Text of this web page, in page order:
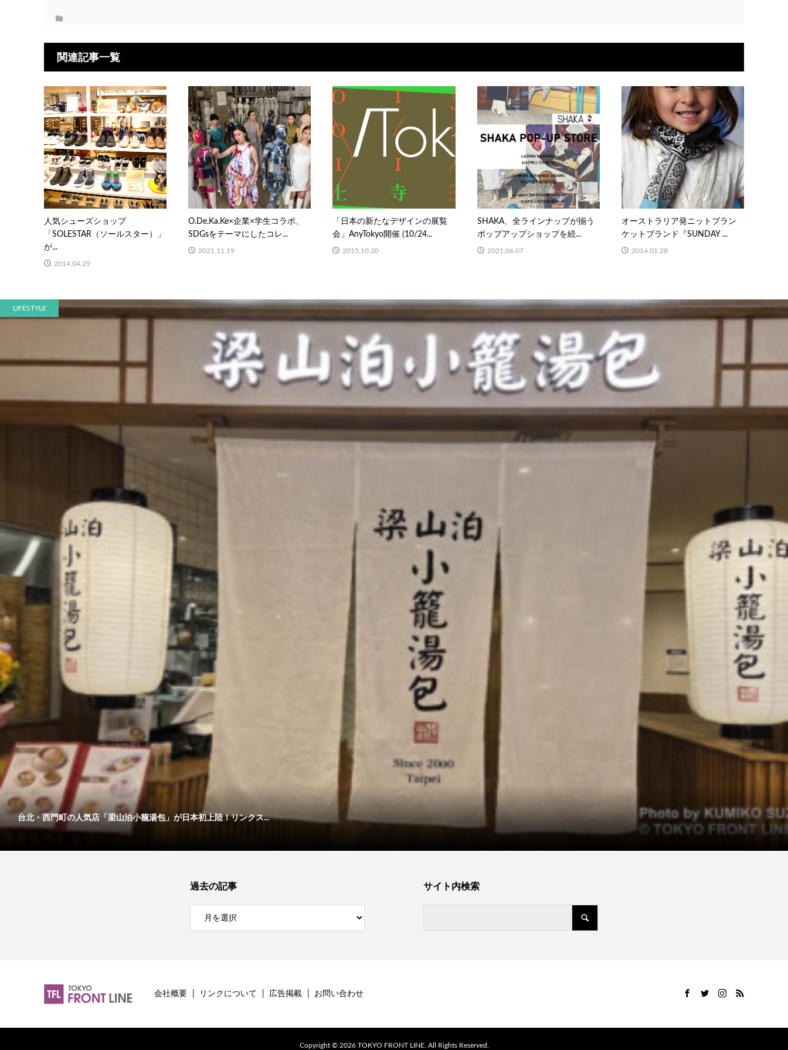
関連記事一覧
人気シューズショップ
「SOLESTAR（ソールスター）」
が...
2014.04.29
O.De.Ka.Ke×企業×学生コラボ、
SDGsをテーマにしたコレ...
2021.11.19
「日本の新たなデザインの展覧
会」AnyTokyo開催 (10/24...
2015.10.20
SHAKA、全ラインナップが揃う
ポップアップショップを続...
2021.06.07
オーストラリア発ニットブラン
ケットブランド『SUNDAY ...
2014.01.28
LIFESTYLE
台北・西門町の人気店「梁山泊小籠湯包」が日本初上陸！リンクス...
過去の記事 サイト内検索
会社概要 リンクについて 広告掲載 お問い合わせ
Copyright ©2026TOKYO FRONT LINE. All Rights Reserved.